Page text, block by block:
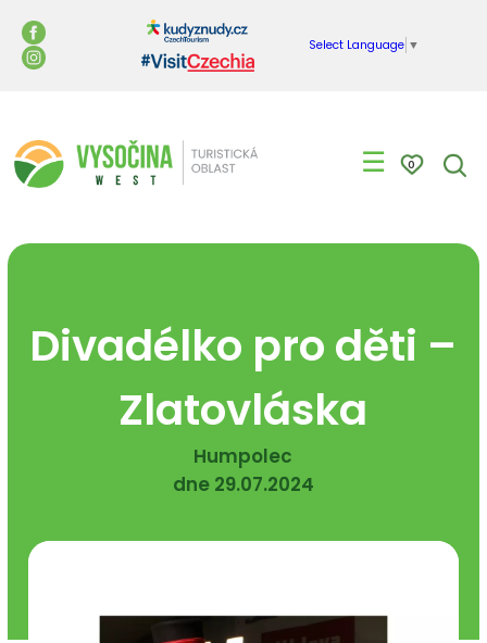
Select Language ▼
☰ 0
Divadélko pro děti –
Zlatovláska
Humpolec
dne 29.07.2024